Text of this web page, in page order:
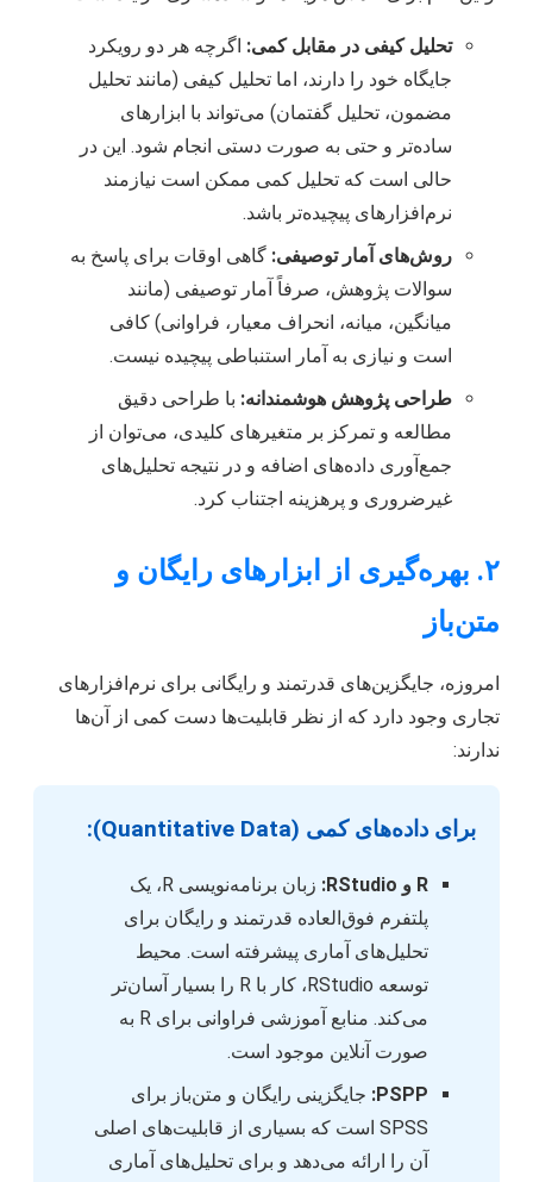
تحلیل کیفی در مقابل کمی: اگرچه هر دو رویکرد
جایگاه خود را دارند، اما تحلیل کیفی (مانند تحلیل
مضمون، تحلیل گفتمان) می‌تواند با ابزارهای
ساده‌تر و حتی به صورت دستی انجام شود. این در
حالی است که تحلیل کمی ممکن است نیازمند
نرم‌افزارهای پیچیده‌تر باشد.
روش‌های آمار توصیفی: گاهی اوقات برای پاسخ به
سوالات پژوهش، صرفاً آمار توصیفی (مانند
میانگین، میانه، انحراف معیار، فراوانی) کافی
است و نیازی به آمار استنباطی پیچیده نیست.
طراحی پژوهش هوشمندانه: با طراحی دقیق
مطالعه و تمرکز بر متغیرهای کلیدی، می‌توان از
جمع‌آوری داده‌های اضافه و در نتیجه تحلیل‌های
غیرضروری و پرهزینه اجتناب کرد.
۲. بهره‌گیری از ابزارهای رایگان و
متن‌باز
امروزه، جایگزین‌های قدرتمند و رایگانی برای نرم‌افزارهای
تجاری وجود دارد که از نظر قابلیت‌ها دست کمی از آن‌ها
ندارند:
برای داده‌های کمی (Quantitative Data):
R و RStudio:
زبان برنامه‌نویسی R، یک
پلتفرم فوق‌العاده قدرتمند و رایگان برای
تحلیل‌های آماری پیشرفته است. محیط
توسعه RStudio، کار با R را بسیار آسان‌تر
می‌کند. منابع آموزشی فراوانی برای R به
صورت آنلاین موجود است.
PSPP:
جایگزینی رایگان و متن‌باز برای
SPSS است که بسیاری از قابلیت‌های اصلی
آن را ارائه می‌دهد و برای تحلیل‌های آماری